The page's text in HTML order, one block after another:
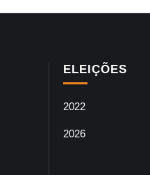
ELEIÇÕES
2022
2026